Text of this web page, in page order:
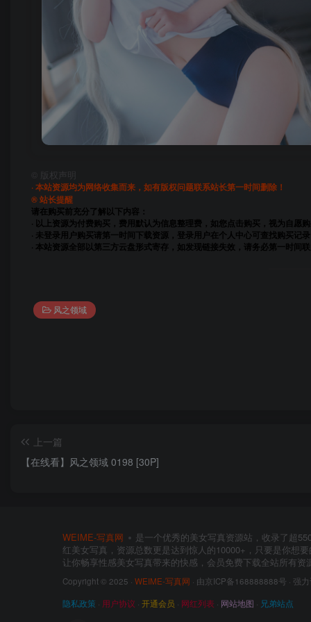
版权声明
· 本站资源均为网络收集而来，如有版权问题联系站长第一时间删除！
® 站长提醒
请在购买前充分了解以下内容：
· 以上资源为付费购买，费用默认为信息整理费，如您点击购买，视为自愿
· 未登录用户购买请第一时间下载资源，登录用户在个人中心可查找购买记
· 本站资源全部以第三方云盘形式寄存，如发现链接失效，请务必第一时间
风之领域
上一篇
【在线看】风之领域 0198 [30P]
WEIME-写真网
是一个优秀的美女写真资源站，收录了超
红美女写真，资源总数更是达到惊人的10000+，只要是你想
让你畅享性感美女写真带来的快感，会员免费下载全站所有资
Copyright © 2025 · WEIME-写真网 · 由京ICP备168888888号 · 强
隐私政策 · 用户协议 · 开通会员 · 网红列表 · 网站地图 · 兄弟站点